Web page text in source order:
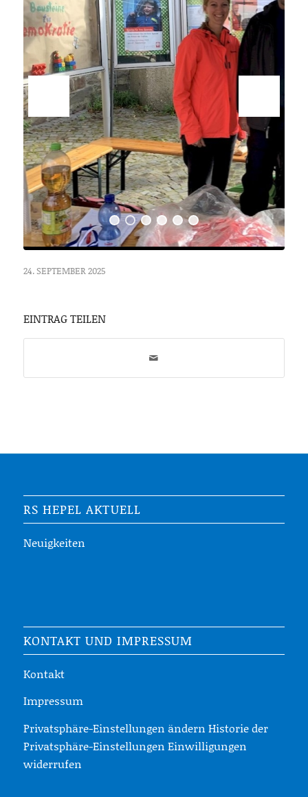
24. SEPTEMBER 2025
EINTRAG TEILEN
RS HEPEL AKTUELL
Neuigkeiten
KONTAKT UND IMPRESSUM
Kontakt
Impressum
Privatsphäre-Einstellungen ändern Historie der
Privatsphäre-Einstellungen Einwilligungen
widerrufen